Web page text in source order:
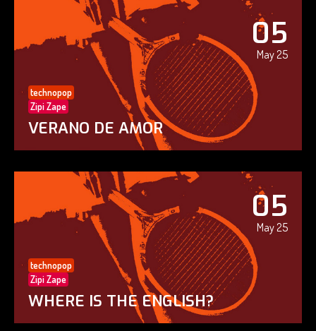
05
May 25
technopop
Zipi Zape
VERANO DE AMOR
05
May 25
technopop
Zipi Zape
WHERE IS THE ENGLISH?